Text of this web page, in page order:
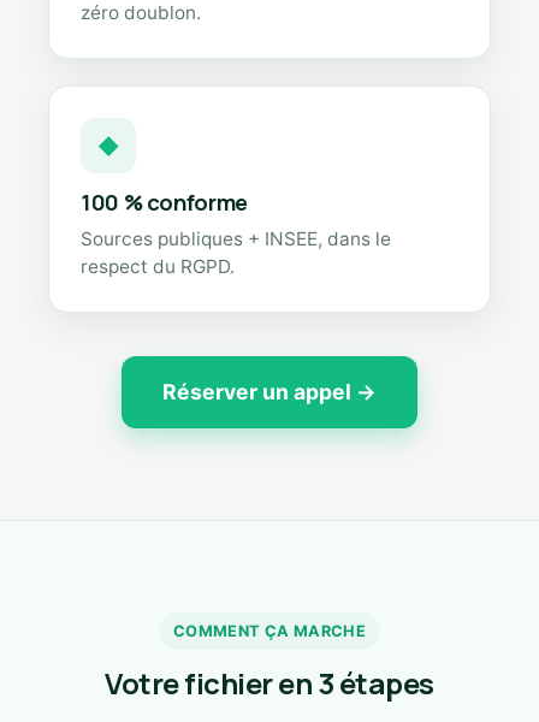
zéro doublon.
◆
100 % conforme
Sources publiques + INSEE, dans le
respect du RGPD.
Réserver un appel →
COMMENT ÇA MARCHE
Votre fichier en 3 étapes